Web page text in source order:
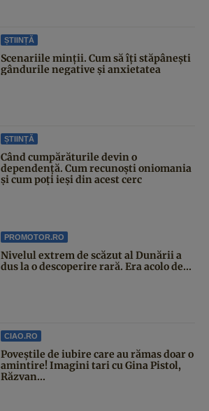
ȘTIINȚĂ
Scenariile minții. Cum să îți stăpânești
gândurile negative și anxietatea
ȘTIINȚĂ
Când cumpărăturile devin o
dependență. Cum recunoști oniomania
și cum poți ieși din acest cerc
PROMOTOR.RO
Nivelul extrem de scăzut al Dunării a
dus la o descoperire rară. Era acolo de...
CIAO.RO
Poveştile de iubire care au rămas doar o
amintire! Imagini tari cu Gina Pistol,
Răzvan...